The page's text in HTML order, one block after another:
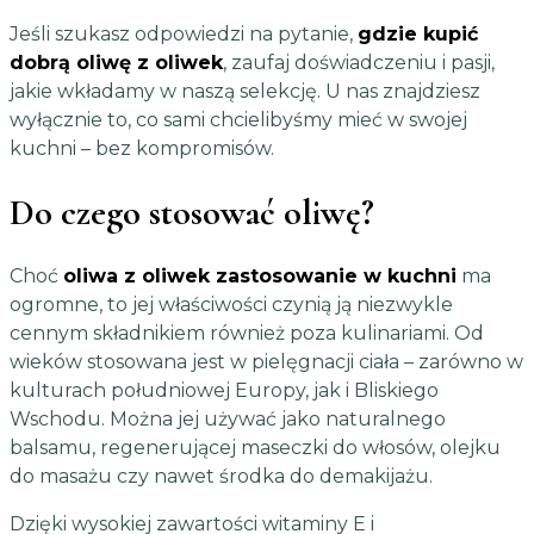
Jeśli szukasz odpowiedzi na pytanie, gdzie kupić
dobrą oliwę z oliwek, zaufaj doświadczeniu i pasji,
jakie wkładamy w naszą selekcję. U nas znajdziesz
wyłącznie to, co sami chcielibyśmy mieć w swojej
kuchni – bez kompromisów.
Do czego stosować oliwę?
Choć oliwa z oliwek zastosowanie w kuchni ma
ogromne, to jej właściwości czynią ją niezwykle
cennym składnikiem również poza kulinariami. Od
wieków stosowana jest w pielęgnacji ciała – zarówno w
kulturach południowej Europy, jak i Bliskiego
Wschodu. Można jej używać jako naturalnego
balsamu, regenerującej maseczki do włosów, olejku
do masażu czy nawet środka do demakijażu.
Dzięki wysokiej zawartości witaminy E i